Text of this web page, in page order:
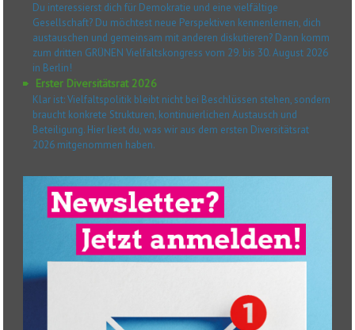
Du interessierst dich für Demokratie und eine vielfältige
Gesellschaft? Du möchtest neue Perspektiven kennenlernen, dich
austauschen und gemeinsam mit anderen diskutieren? Dann komm
zum dritten GRÜNEN Vielfaltskongress vom 29. bis 30. August 2026
in Berlin!
Erster Diversitätsrat 2026
Klar ist: Vielfaltspolitik bleibt nicht bei Beschlüssen stehen, sondern
braucht konkrete Strukturen, kontinuierlichen Austausch und
Beteiligung. Hier liest du, was wir aus dem ersten Diversitätsrat
2026 mitgenommen haben.